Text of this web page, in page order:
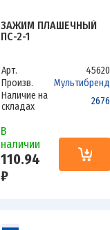
ЗАЖИМ ПЛАШЕЧНЫЙ
ПС-2-1
Арт.
45620
Произв.
Мультибренд
Наличие на
складах
2676
В
наличии
110.94
₽